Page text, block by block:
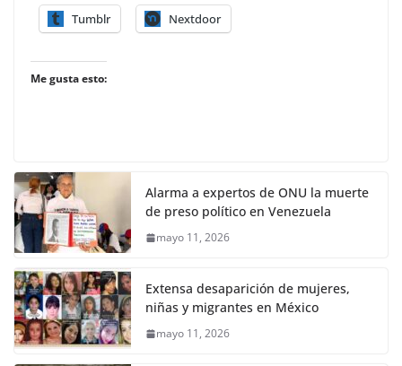
Tumblr Nextdoor
Me gusta esto:
Alarma a expertos de ONU la muerte
de preso político en Venezuela
mayo 11, 2026
Extensa desaparición de mujeres,
niñas y migrantes en México
mayo 11, 2026